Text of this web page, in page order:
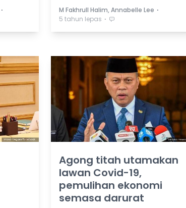
⋅ M Fakhrull Halim, Annabelle Lee ⋅
5 tahun lepas ⋅
Agong titah utamakan
lawan Covid-19,
pemulihan ekonomi
semasa darurat